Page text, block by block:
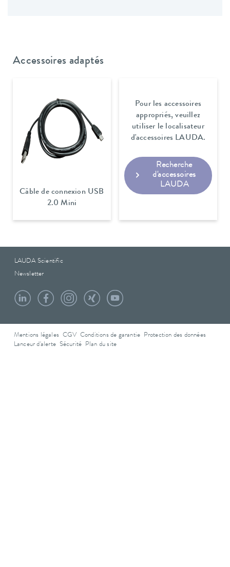
Accessoires adaptés
Câble de connexion USB
2.0 Mini
Pour les accessoires
appropriés, veuillez
utiliser le localisateur
d'accessoires LAUDA.
Recherche
d'accessoires
LAUDA
LAUDA Scientific
Newsletter
Mentions légales CGV Conditions de garantie
Protection des données
Lanceur d'alerte Sécurité Plan du site